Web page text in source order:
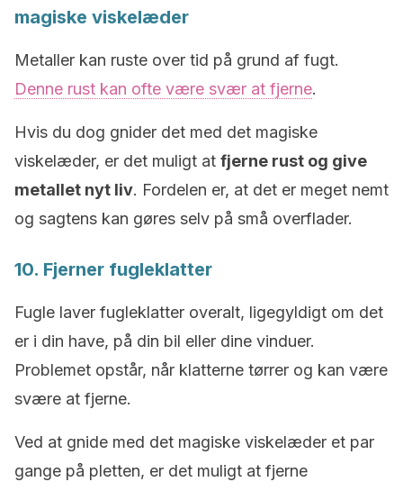
magiske viskelæder
Metaller kan ruste over tid på grund af fugt.
Denne rust kan ofte være svær at fjerne.
Hvis du dog gnider det med det magiske
viskelæder, er det muligt at fjerne rust og give
metallet nyt liv. Fordelen er, at det er meget nemt
og sagtens kan gøres selv på små overflader.
10. Fjerner fugleklatter
Fugle laver fugleklatter overalt, ligegyldigt om det
er i din have, på din bil eller dine vinduer.
Problemet opstår, når klatterne tørrer og kan være
svære at fjerne.
Ved at gnide med det magiske viskelæder et par
gange på pletten, er det muligt at fjerne